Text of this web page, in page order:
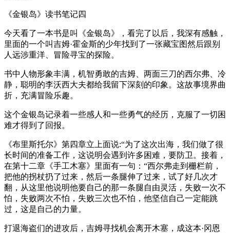
《金银岛》读书笔记四
今天看了一本书是叫《金银岛》，看完了以后，我深有感触，
里面的一个叫吉姆·霍金斯的少年找到了一张藏宝图然后跟别
人远涉重洋、冒险寻宝的探险。
书中人物形象丰满，机智勇敢的吉姆、两面三刀的西尔弗、冷
静，聪明的李沃西大夫都给我留下深刻的印象。这故事境界曲
折，充满冒险乐趣。
这个金银岛记录着一些感人和一些勇气的经历，克服了一切困
难才得到了回报。
《布里斯托尔》第四章立上面说:“为了这次出海，我们做了很
长时间的准备工作，这说明会遇到许多困难，要防卫。接着，
在第十二章《手工木塞》里面有一句：“西尔弗走到栅栏前，
把他的拐杖扔了过来，然后一条腿伸了过来，试了好几次才
翻，从这里他说明他要自己的那一条腿自由灵活，失败一次不
怕，失败两次不怕，失败三次也不怕，他坚信自己一定能跳
过，这是自己的力量。
打退海盗们的进攻后，吉姆寻找机会离开木塞，成这本·冈恩